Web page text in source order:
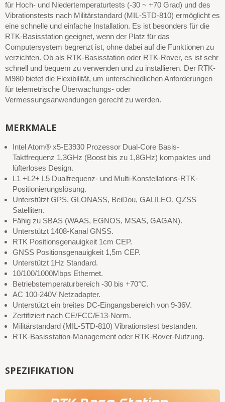
für Hoch- und Niedertemperaturtests (-30 ~ +70 Grad) und des
Vibrationstests nach Militärstandard (MIL-STD-810) ermöglicht es
eine schnelle und einfache Installation. Es ist besonders für die
RTK-Basisstation geeignet, wenn der Platz für das
Computersystem begrenzt ist, ohne dabei auf die Funktionen zu
verzichten. Ob als RTK-Basisstation oder RTK-Rover, es ist sehr
schnell und bequem zu verwenden und zu installieren. Der RTK-
M980 bietet die Flexibilität, um unterschiedlichen Anforderungen
für telemetrische Überwachungs- oder
Vermessungsanwendungen gerecht zu werden.
MERKMALE
Intel Atom® x5-E3930 Prozessor Dual-Core Basis-
Taktfrequenz 1,3GHz (Boost bis zu 1,8GHz) kompaktes und
lüfterloses Design.
L1 +L2+ L5 Dualfrequenz- und Multi-Konstellations-RTK-
Positionierungslösung.
Unterstützt GPS, GLONASS, BeiDou, GALILEO, QZSS
Satelliten.
Fähig zu SBAS (WAAS, EGNOS, MSAS, GAGAN).
Unterstützt 1408-Kanal GNSS.
RTK Positionsgenauigkeit 1cm CEP.
GNSS Positionsgenauigkeit 1,5m CEP.
Unterstützt 1Hz Standard.
10/100/1000Mbps Ethernet.
Betriebstemperaturbereich -30 bis +70°C.
AC 100-240V Netzadapter.
Unterstützt ein breites DC-Eingangsbereich von 9-36V.
Zertifiziert nach CE/FCC/E13-Norm.
Militärstandard (MIL-STD-810) Vibrationstest bestanden.
RTK-Basisstation-Management oder RTK-Rover-Nutzung.
SPEZIFIKATION